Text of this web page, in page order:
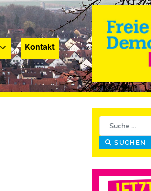
Kontakt
Kontakt
SUCHEN